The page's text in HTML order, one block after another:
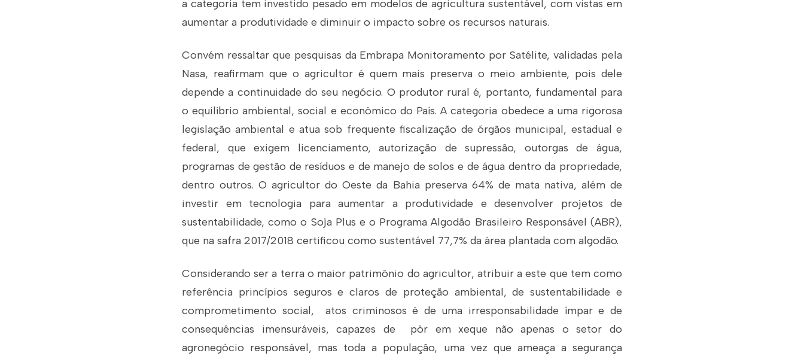
a categoria tem investido pesado em modelos de agricultura sustentável, com vistas em
aumentar a produtividade e diminuir o impacto sobre os recursos naturais.
Convém ressaltar que pesquisas da Embrapa Monitoramento por Satélite, validadas pela
Nasa, reafirmam que o agricultor é quem mais preserva o meio ambiente, pois dele
depende a continuidade do seu negócio. O produtor rural é, portanto, fundamental para
o equilíbrio ambiental, social e econômico do País. A categoria obedece a uma rigorosa
legislação ambiental e atua sob frequente fiscalização de órgãos municipal, estadual e
federal, que exigem licenciamento, autorização de supressão, outorgas de água,
programas de gestão de resíduos e de manejo de solos e de água dentro da propriedade,
dentro outros. O agricultor do Oeste da Bahia preserva 64% de mata nativa, além de
investir em tecnologia para aumentar a produtividade e desenvolver projetos de
sustentabilidade, como o Soja Plus e o Programa Algodão Brasileiro Responsável (ABR),
que na safra 2017/2018 certificou como sustentável 77,7% da área plantada com algodão.
Considerando ser a terra o maior patrimônio do agricultor, atribuir a este que tem como
referência princípios seguros e claros de proteção ambiental, de sustentabilidade e
comprometimento social, atos criminosos é de uma irresponsabilidade ímpar e de
consequências imensuráveis, capazes de pôr em xeque não apenas o setor do
agronegócio responsável, mas toda a população, uma vez que ameaça a segurança